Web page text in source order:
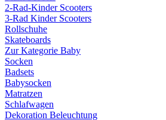
2-Rad-Kinder Scooters
3-Rad Kinder Scooters
Rollschuhe
Skateboards
Zur Kategorie Baby
Socken
Badsets
Babysocken
Matratzen
Schlafwagen
Dekoration Beleuchtung